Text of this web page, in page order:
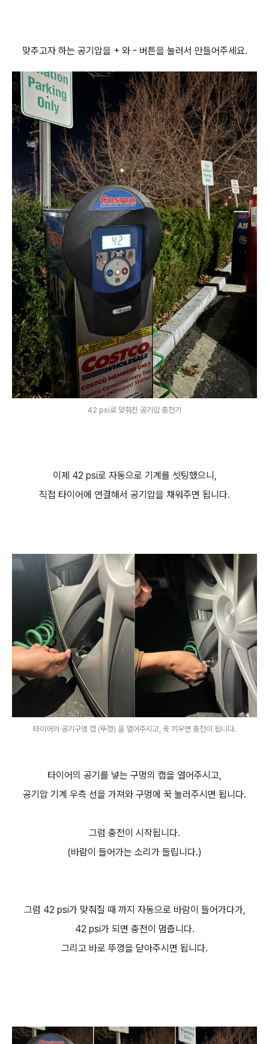
맞추고자 하는 공기압을 + 와 - 버튼을 눌러서 만들어주세요.
42 psi로 맞춰진 공기압 충전기
이제 42 psi로 자동으로 기계를 셋팅했으니,
직접 타이어에 연결해서 공기압을 채워주면 됩니다.
타이어의 공기구멍 캡 (뚜껑) 을 열어주시고, 꾹 끼우면 충전이 됩니다.
타이어의 공기를 넣는 구멍의 캡을 열어주시고,
공기압 기계 우측 선을 가져와 구멍에 꾹 눌러주시면 됩니다.
그럼 충전이 시작됩니다.
(바람이 들어가는 소리가 들립니다.)
그럼 42 psi가 맞춰질 때 까지 자동으로 바람이 들어가다가,
42 psi가 되면 충전이 멈춥니다.
그리고 바로 뚜껑을 닫아주시면 됩니다.